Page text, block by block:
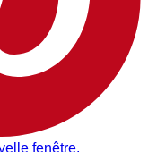
fenêtre.